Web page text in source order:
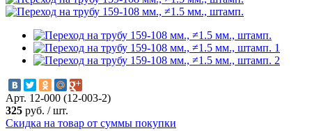
Арт. 12-000 (12-003-2)
325 руб. /шт.
Скидка на товар от суммы покупки